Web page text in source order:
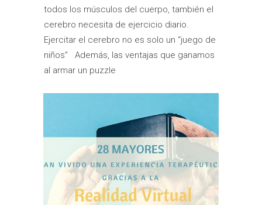
todos los músculos del cuerpo, también el
cerebro necesita de ejercicio diario.
Ejercitar el cerebro no es solo un “juego de
niños” Además, las ventajas que ganamos
al armar un puzzle